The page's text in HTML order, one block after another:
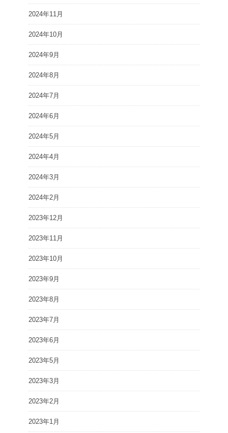
2024年11月
2024年10月
2024年9月
2024年8月
2024年7月
2024年6月
2024年5月
2024年4月
2024年3月
2024年2月
2023年12月
2023年11月
2023年10月
2023年9月
2023年8月
2023年7月
2023年6月
2023年5月
2023年3月
2023年2月
2023年1月